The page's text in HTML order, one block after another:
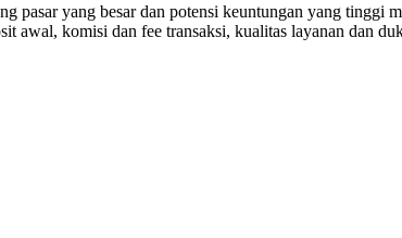
yang besar dan potensi keuntungan yang tinggi
awal, komisi dan fee transaksi, kualitas layanan dan